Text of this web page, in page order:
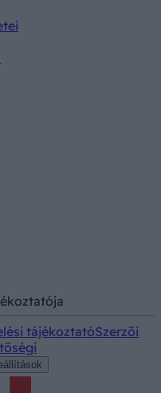
tájékoztatóSzerzői